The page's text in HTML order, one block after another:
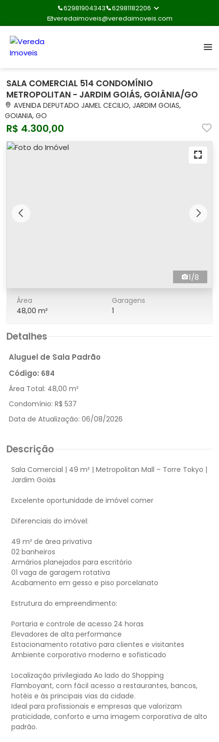
62981904343
62981182206
veredaimoveis@veredaimoveis.com
SALA COMERCIAL 514 CONDOMÍNIO
METROPOLITAN - JARDIM GOIÁS, GOIÂNIA/GO
AVENIDA DEPUTADO JAMEL CECILIO, JARDIM GOIAS,
GOIANIA, GO
R$ 4.300,00
1/8
Área
48,00 m²
Garagens
1
Detalhes
Aluguel de Sala Padrão
Código: 684
Área Total: 48,00 m²
Condomínio: R$ 537
Data de Atualização: 06/08/2026
Descrição
Sala Comercial | 49 m² | Metropolitan Mall – Torre Tokyo |
Jardim Goiás
Excelente oportunidade de imóvel comer
Diferenciais do imóvel:
49 m² de área privativa
02 banheiros
Armários planejados para escritório
01 vaga de garagem rotativa
Acabamento em gesso e piso porcelanato
Estrutura do empreendimento:
Portaria e controle de acesso 24 horas
Elevadores de alta performance
Estacionamento rotativo para clientes e visitantes
Ambiente corporativo moderno e sofisticado
Localização privilegiada Ao lado do Shopping
Flamboyant, com fácil acesso a restaurantes, bancos,
hotéis e às principais vias da cidade.
Ideal para profissionais e empresas que valorizam
praticidade, conforto e uma imagem corporativa de alto
padrão.